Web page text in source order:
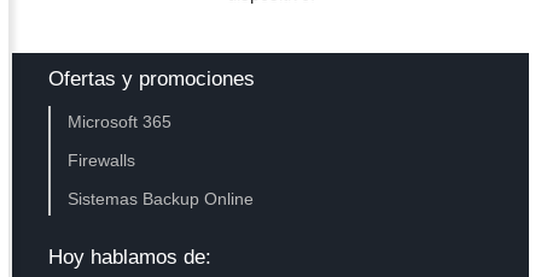
Ofertas y promociones
Microsoft 365
Firewalls
Sistemas Backup Online
Hoy hablamos de: